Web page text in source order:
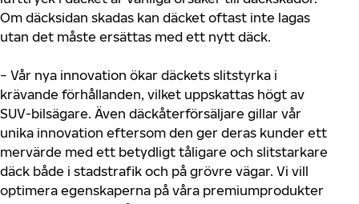
Om däcksidan skadas kan däcket oftast inte lagas
utan det måste ersättas med ett nytt däck.
− Vår nya innovation ökar däckets slitstyrka i
krävande förhållanden, vilket uppskattas högt av
SUV-bilsägare. Även däckåterförsäljare gillar vår
unika innovation eftersom den ger deras kunder ett
mervärde med ett betydligt tåligare och slitstarkare
däck både i stadstrafik och på grövre vägar. Vi vill
optimera egenskaperna på våra premiumprodukter